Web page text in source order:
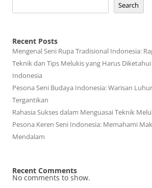
Search
Recent Posts
Mengenal Seni Rupa Tradisional Indonesia:
Teknik dan Tips Melukis yang Harus
Indonesia
Pesona Seni Budaya Indonesia: Warisan
Tergantikan
Rahasia Sukses dalam Menguasai Teknik
Pesona Keren Seni Indonesia: Memahami
Mendalam
Recent Comments
No comments to show.